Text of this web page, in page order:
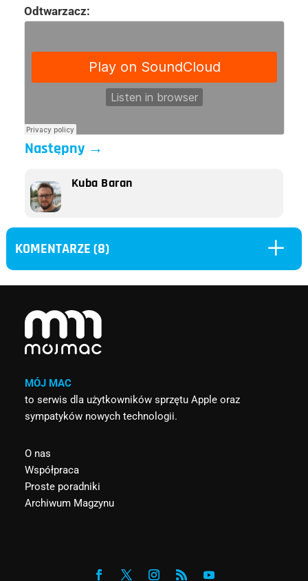
Odtwarzacz:
Następny→
Kuba Baran
KOMENTARZE (8) L
MÓJ MAC
to serwis dla użytkowników sprzętu Apple oraz
sympatyków nowych technologii.
O nas
Współpraca
Proste poradniki
Archiwum Magzynu